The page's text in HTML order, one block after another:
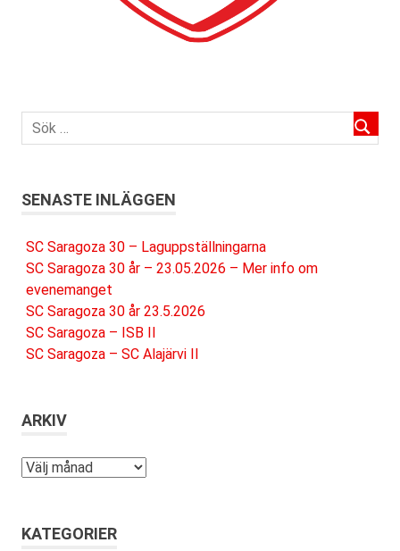
SENASTE INLÄGGEN
SC Saragoza 30 – Laguppställningarna
SC Saragoza 30 år – 23.05.2026 – Mer info om
evenemanget
SC Saragoza 30 år 23.5.2026
SC Saragoza – ISB II
SC Saragoza – SC Alajärvi II
ARKIV
Arkiv
KATEGORIER